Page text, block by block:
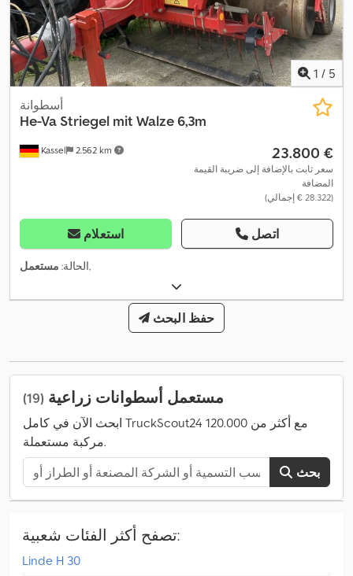
1 / 5
Kassel 2.562 km
أسطوانة
He-Va Striegel mit Walze 6,3m
‏23.800 €
سعر ثابت بالإضافة إلى ضريبة القيمة
المضافة
(‏28.322 € إجمالي)
استعلام اتصل
الحالة: مستعمل ,
حفظ البحث
مستعمل أسطوانات زراعية (19)
ابحث الآن في كامل TruckScout24 مع أكثر من 120.000
مركبة مستعملة.
بحث
تصفح أكثر الفئات شعبية:
Linde H 30